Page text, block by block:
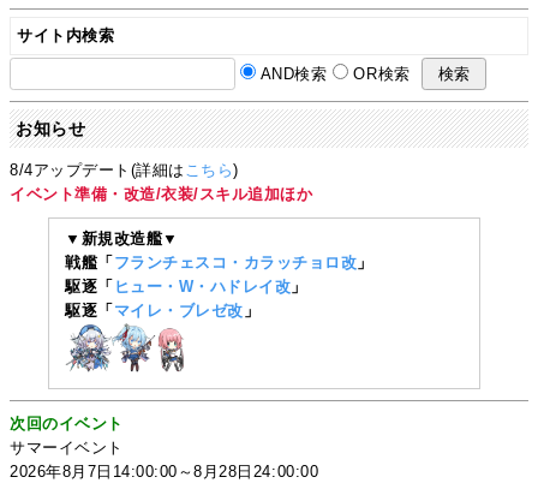
サイト内検索
AND検索 OR検索
お知らせ
8/4アップデート(詳細は こちら)
イベント準備・改造/衣装/スキル追加ほか
▼新規改造艦▼
戦艦「 フランチェスコ・カラッチョロ改 」
駆逐「 ヒュー・W・ハドレイ改 」
駆逐「 マイレ・ブレゼ改 」
次回のイベント
サマーイベント
2026年8月7日14:00:00～8月28日24:00:00